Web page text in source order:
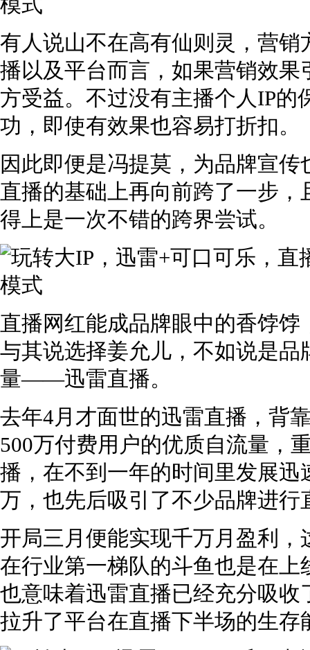
有人说山不在高有仙则灵，营
播以及平台而言，如果营销效
方受益。不过没有主播个人IP
功，即使有效果也容易打折扣。
因此即便是冯提莫，为品牌宣
直播的基础上再向前跨了一步
得上是一次不错的跨界尝试。
直播网红能成品牌眼中的香饽
与其说选择姜允儿，不如说是
量——迅雷直播。
去年4月才面世的迅雷直播，背
500万付费用户的优质自流量，
播，在不到一年的时间里发展
万，也先后吸引了不少品牌进行
开局三月便能实现千万月盈利
在行业第一梯队的斗鱼也是在
也意味着迅雷直播已经充分吸
拉升了平台在直播下半场的生存